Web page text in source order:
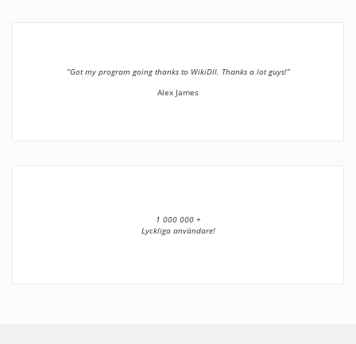
”Got my program going thanks to WikiDll. Thanks a lot guys!”
Alex James
1 000 000 +
Lyckliga användare!